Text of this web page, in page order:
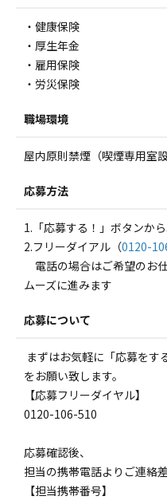
・健康保険
・厚生年金
・雇用保険
・労災保険
職場環境
屋内原則禁煙（喫煙専用室設
応募方法
1.「応募する！」ボタンか
2.フリーダイアル（0120-
電話の場合はご希望のお
ムーズに進みます
応募について
まずはお気軽に「応募をす
をお願い致します。
【応募フリーダイヤル】
0120-106-510
応募確認後、
担当の携帯電話よりご連絡
【担当携帯番号】